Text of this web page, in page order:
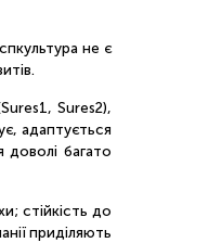
не є
Sures2),
адаптується
багато
стійкість до
приділяють